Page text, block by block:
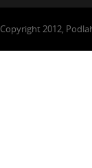
Copyright 2012,